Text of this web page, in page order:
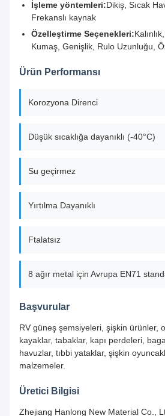
İşleme yöntemleri:Dikiş, Sıcak
Frekanslı kaynak
Özelleştirme Seçenekleri:
Kumaş, Genişlik, Rulo Uzunluğu,
Ürün Performansı
Korozyona Direnci
Düşük sıcaklığa dayanıklı (-40°C)
Su geçirmez
Yırtılma Dayanıklı
Ftalatsız
8 ağır metal için Avrupa EN71
Başvurular
RV güneş şemsiyeleri, şişkin ürünler,
kayaklar, tabaklar, kapı perdeleri,
havuzlar, tıbbi yataklar, şişkin
malzemeler.
Üretici Bilgisi
Zhejiang Hanlong New Material Co.,